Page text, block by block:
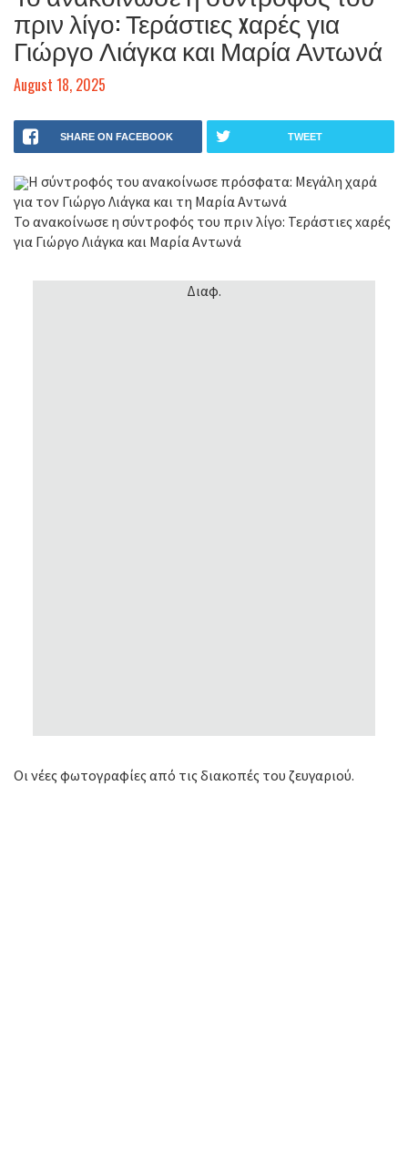
πριν λίγο: Τεράστιες xαρές για
Γιώργο Λιάγκα και Μαρία Αντωνά
August 18, 2025
SHARE ON FACEBOOK TWEET
Η σύντροφός του ανακοίνωσε πρόσφατα: Μεγάλη χαρά
για τον Γιώργο Λιάγκα και τη Μαρία Αντωνά
Το ανακοίνωσε η σύντροφός του πριν λίγο: Τεράστιες xαρές
για Γιώργο Λιάγκα και Μαρία Αντωνά
Διαφ.
Οι νέες φωτογραφίες από τις διακοπές του ζευγαριού.